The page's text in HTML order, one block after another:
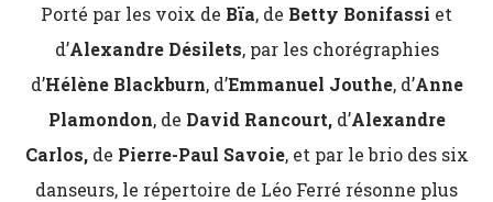
Porté par les voix de Bïa, de Betty Bonifassi et
d’Alexandre Désilets, par les chorégraphies
d’Hélène Blackburn, d’Emmanuel Jouthe, d’Anne
Plamondon, de David Rancourt, d’Alexandre
Carlos,de Pierre-Paul Savoie, et par le brio des six
danseurs, le répertoire de Léo Ferré résonne plus